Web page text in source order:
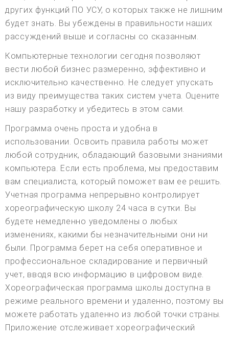
других функций ПО УСУ, о которых также не лишним
будет знать. Вы убеждены в правильности наших
рассуждений выше и согласны со сказанным.
Компьютерные технологии сегодня позволяют
вести любой бизнес размеренно, эффективно и
исключительно качественно. Не следует упускать
из виду преимущества таких систем учета. Оцените
нашу разработку и убедитесь в этом сами.
Программа очень проста и удобна в
использовании. Освоить правила работы может
любой сотрудник, обладающий базовыми знаниями
компьютера. Если есть проблема, мы предоставим
вам специалиста, который поможет вам ее решить.
Учетная программа непрерывно контролирует
хореографическую школу 24 часа в сутки. Вы
будете немедленно уведомлены о любых
изменениях, какими бы незначительными они ни
были. Программа берет на себя оперативное и
профессиональное складирование и первичный
учет, вводя всю информацию в цифровом виде.
Хореографическая программа школы доступна в
режиме реального времени и удаленно, поэтому вы
можете работать удаленно из любой точки страны.
Приложение отслеживает хореографический